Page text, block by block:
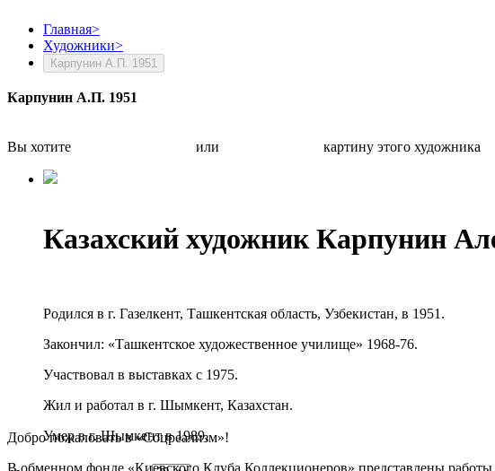
Главная>
Художники>
Карпунин А.П. 1951
Карпунин А.П. 1951
Вы хотите или картину этого художника
Казахский художник Карпунин
Родился в г. Газелкент, Ташкентская область, Узбекистан, в 1951.
Закончил: «Ташкентское художественное училище» 1968-76.
Участвовал в выставках с 1975.
Жил и работал в г. Шымкент, Казахстан.
Умер в г. Шымкент в 1989.
Добро пожаловать в «Соцреализм»!
В обменном фонде «Киевского Клуба Коллекционеров» представлены